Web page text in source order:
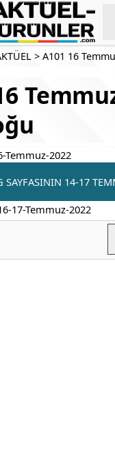
> A101 16
SAYFASININ 14-17